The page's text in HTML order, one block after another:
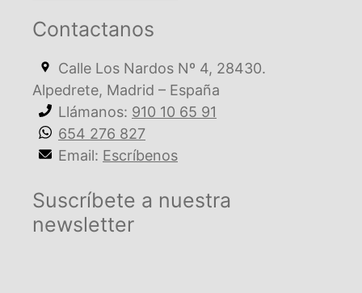
Contactanos
Calle Los Nardos Nº 4, 28430.
Alpedrete, Madrid – España
Llámanos: 910 10 65 91
654 276 827
Email: Escríbenos
Suscríbete a nuestra
newsletter